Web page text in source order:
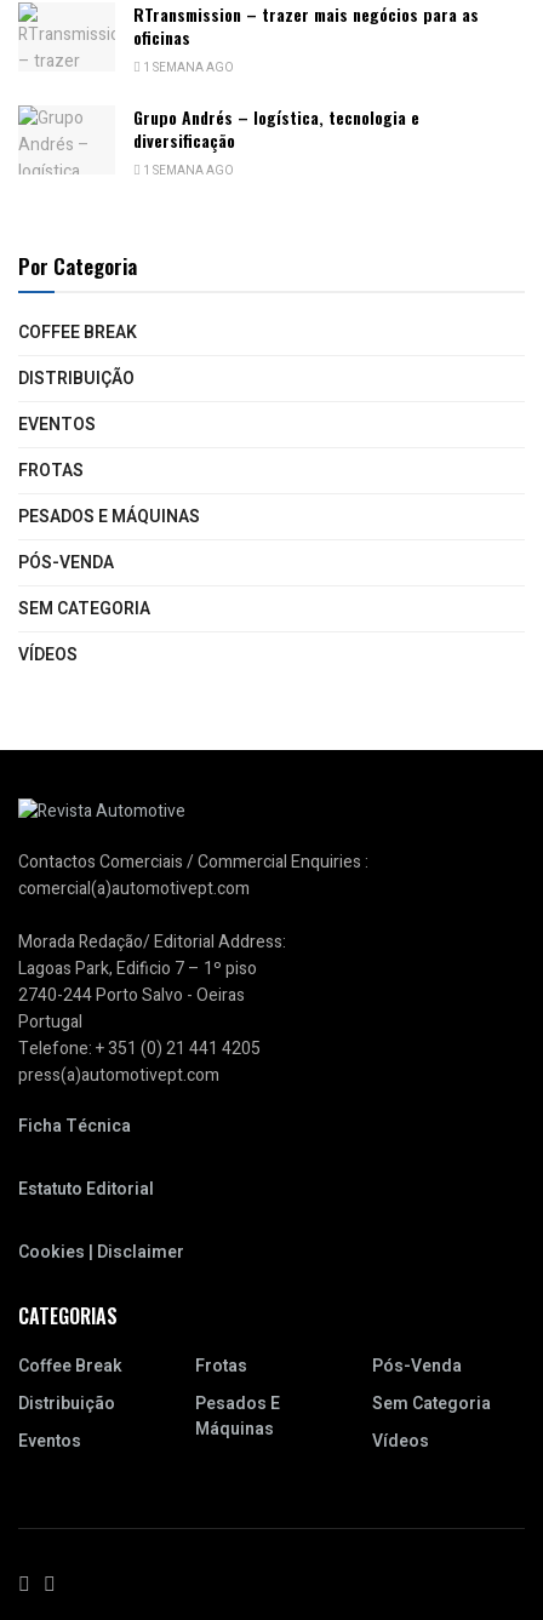
RTransmission – trazer mais negócios para as
oficinas
1 SEMANA AGO
Grupo Andrés – logística, tecnologia e
diversificação
1 SEMANA AGO
Por Categoria
COFFEE BREAK
DISTRIBUIÇÃO
EVENTOS
FROTAS
PESADOS E MÁQUINAS
PÓS-VENDA
SEM CATEGORIA
VÍDEOS
Contactos Comerciais / Commercial Enquiries :
comercial(a)automotivept.com
Morada Redação/ Editorial Address:
Lagoas Park, Edificio 7 – 1º piso
2740-244 Porto Salvo - Oeiras
Portugal
Telefone: + 351 (0) 21 441 4205
press(a)automotivept.com
Ficha Técnica
Estatuto Editorial
Cookies | Disclaimer
CATEGORIAS
Coffee Break
Distribuição
Eventos
Frotas
Pesados E
Máquinas
Pós-Venda
Sem Categoria
Vídeos